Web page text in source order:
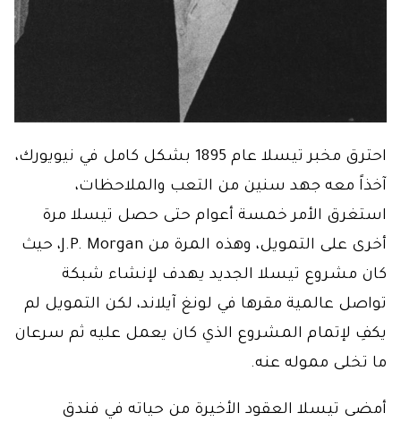
احترق مخبر تيسلا عام 1895 بشكل كامل في نيويورك،
آخذاً معه جهد سنين من التعب والملاحظات،
استغرق الأمر خمسة أعوام حتى حصل تيسلا مرة
أخرى على التمويل، وهذه المرة من J.P. Morgan، حيث
كان مشروع تيسلا الجديد يهدف لإنشاء شبكة
تواصل عالمية مقرها في لونغ آيلاند، لكن التمويل لم
يكفِ لإتمام المشروع الذي كان يعمل عليه ثم سرعان
ما تخلى مموله عنه.
أمضى تيسلا العقود الأخيرة من حياته في فندق